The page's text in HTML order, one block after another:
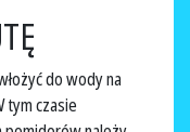
do wody na
tym czasie